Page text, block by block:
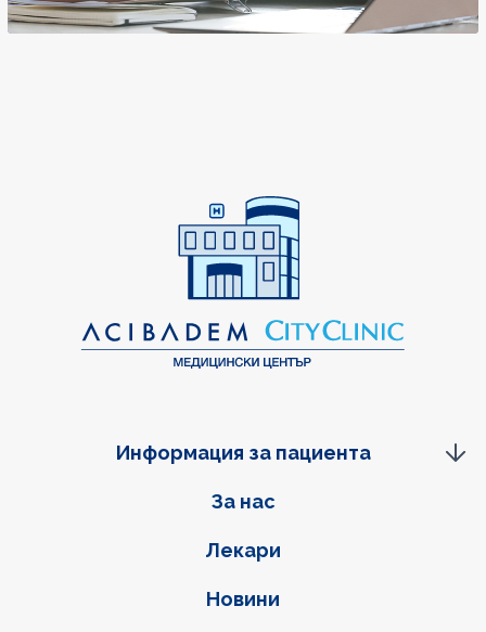
Фуутер навигация
За нас
Лекари
Новини
Информация за пациента